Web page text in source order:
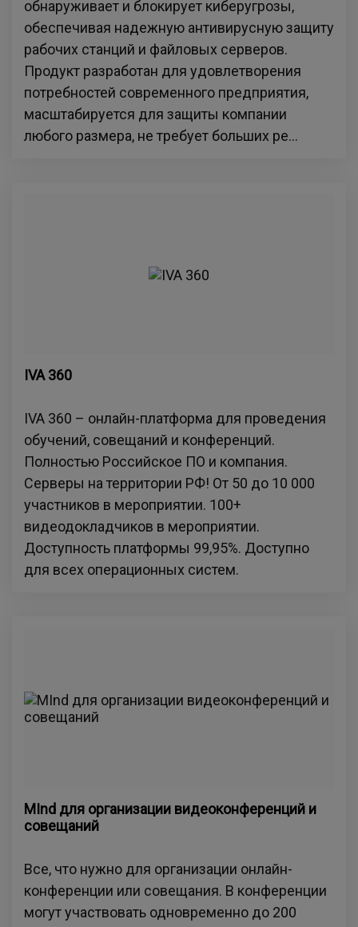
обнаруживает и блокирует киберугрозы,
обеспечивая надежную антивирусную защиту
рабочих станций и файловых серверов.
Продукт разработан для удовлетворения
потребностей современного предприятия,
масштабируется для защиты компании
любого размера, не требует больших ре...
IVA 360
IVA 360 – онлайн-платформа для проведения
обучений, совещаний и конференций.
Полностью Российское ПО и компания.
Серверы на территории РФ! От 50 до 10 000
участников в мероприятии. 100+
видеодокладчиков в мероприятии.
Доступность платформы 99,95%. Доступно
для всех операционных систем.
MInd для организации видеоконференций и
совещаний
Все, что нужно для организации онлайн-
конференции или совещания. В конференции
могут участвовать одновременно до 200